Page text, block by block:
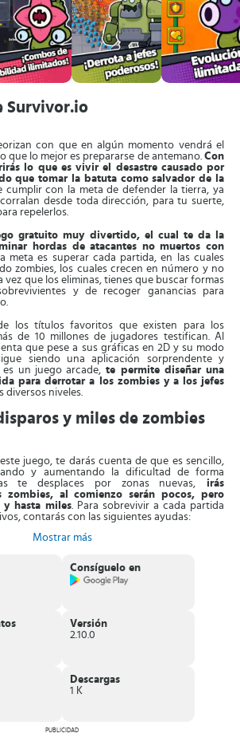
Survivor.io
con que en algún momento vendrá el
que lo mejor es prepararse de antemano. Con
lo que es vivir el desastre causado por
que tomar la batuta como salvador de la
cumplir con la meta de defender la tierra, ya
desde toda dirección, para tu suerte,
repelerlos.
gratuito muy divertido, el cual te da la
hordas de atacantes no muertos con
meta es superar cada partida, en las cuales
zombies, los cuales crecen en número y no
vez que los eliminas, tienes que buscar formas
y de recoger ganancias para
los títulos favoritos que existen para los
de 10 millones de jugadores testifican. Al
que pese a sus gráficas en 2D y su modo
siendo una aplicación sorprendente y
un juego arcade, te permite diseñar una
para derrotar a los zombies y a los jefes
diversos niveles.
y miles de zombies
juego, te darás cuenta de que es sencillo,
y aumentando la dificultad de forma
te desplaces por zonas nuevas, irás
zombies, al comienzo serán pocos, pero
y hasta miles. Para sobrevivir a cada partida
contarás con las siguientes ayudas:
con un único botón, el cual te permitirá
armas se disparan de manera automática. Así
tu punto ciego mientras tus armas disparan
a los zombies.
algunos causan mayor daño y otros son más
Mientras juegues podrás observar que los
los más simples, hasta otros más veloces,
juego ambientado en el apocalipsis, tendrás
para colocar armas como habilidades. Estas
Mostrar más
Consíguelo en
Versión
2.10.0
Descargas
1 K
PUBLICIDAD